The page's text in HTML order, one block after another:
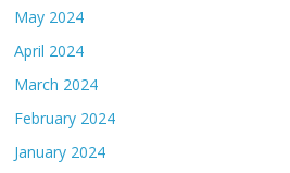
May 2024
April 2024
March 2024
February 2024
January 2024